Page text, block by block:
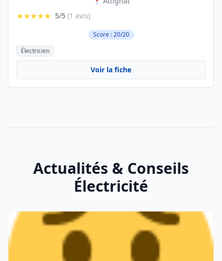
★★★★★ 5/5 (1 avis)
Score : 20/20
Électricien
Voir la fiche
Actualités & Conseils
Électricité